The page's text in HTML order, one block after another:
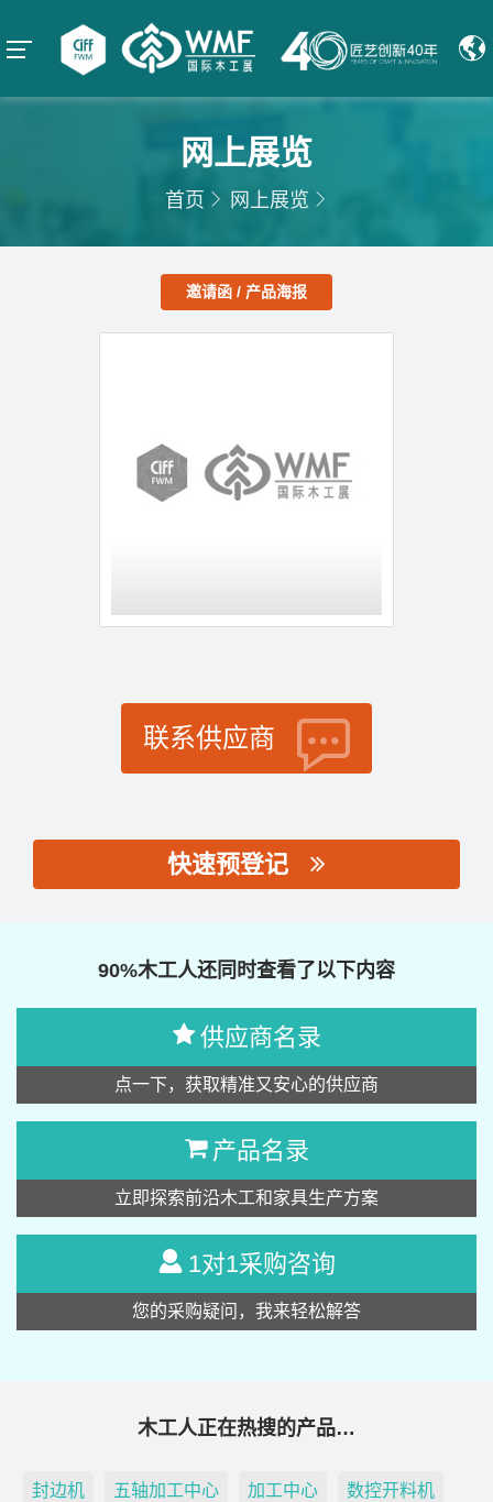
网上展览
首页 网上展览
邀请函 / 产品海报
联系供应商
快速预登记
90%木工人还同时查看了以下内容
供应商名录
点一下，获取精准又安心的供应商
产品名录
立即探索前沿木工和家具生产方案
1对1采购咨询
您的采购疑问，我来轻松解答
木工人正在热搜的产品…
封边机 五轴加工中心 加工中心 数控开料机